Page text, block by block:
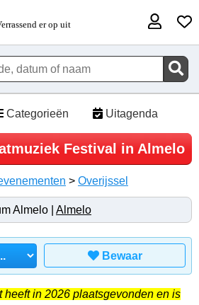
Categorieën Uitagenda
Festival in Almelo
> Overijssel
Almelo | Almelo
Bewaar
heeft in 2026 plaatsgevonden en is